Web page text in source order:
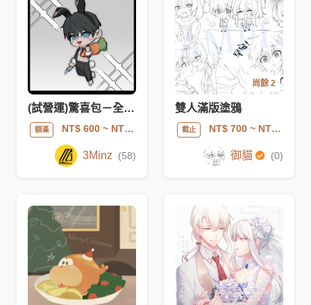
(試營運)驚喜包－全身Q版
額滿 NT$ 600~ NT$ 700
3Minz (58)
尚餘 2
雙人滿版塗鴉
截止 NT$ 700~ NT$ 900
御貓 (0)